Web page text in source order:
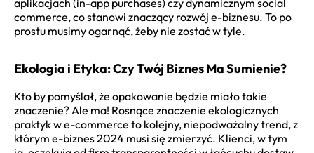
commerce, co stanowi znaczący rozwój e-biznesu. To po
prostu musimy ogarnąć, żeby nie zostać w tyle.
Ekologia i Etyka: Czy Twój Biznes Ma Sumienie?
Kto by pomyślał, że opakowanie będzie miało takie
znaczenie? Ale ma! Rosnące znaczenie ekologicznych
praktyk w e-commerce to kolejny, niepodważalny trend, z
którym e-biznes 2024 musi się zmierzyć. Klienci, w tym